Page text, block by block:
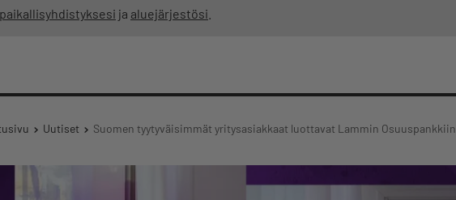
paikallisyhdistyksesi ja aluejärjestösi
Uutiset Suomen tyytyväisimmät yritysasiakkaat luottavat Lammin Osuuspankkiin